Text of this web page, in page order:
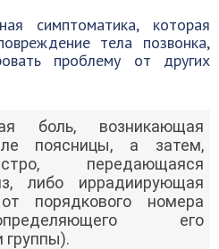
симптоматика, которая
тела позвонка,
проблему от других
боль, возникающая
поясницы, а затем,
передающаяся
либо иррадиирующая
порядкового номера
его
группы).